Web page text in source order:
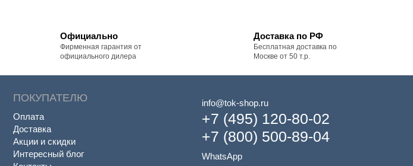
Официально
Фирменная гарантия от
официального дилера
Доставка по РФ
Бесплатная доставка по
Москве от 50 т.р.
ПОКУПАТЕЛЮ
Оплата
Доставка
Акции и скидки
Интересный блог
info@tok-shop.ru
+7 (495) 120-80-02
+7 (800) 500-89-04
WhatsApp